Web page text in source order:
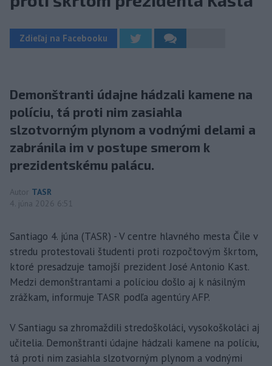
Zdieľaj na Facebooku
Demonštranti údajne hádzali kamene na
políciu, tá proti nim zasiahla
slzotvorným plynom a vodnými delami a
zabránila im v postupe smerom k
prezidentskému palácu.
Autor TASR
4. júna 2026 6:51
Santiago 4. júna (TASR) - V centre hlavného mesta Čile v
stredu protestovali študenti proti rozpočtovým škrtom,
ktoré presadzuje tamojší prezident José Antonio Kast.
Medzi demonštrantami a políciou došlo aj k násilným
zrážkam, informuje TASR podľa agentúry AFP.
V Santiagu sa zhromaždili stredoškoláci, vysokoškoláci aj
učitelia. Demonštranti údajne hádzali kamene na políciu,
tá proti nim zasiahla slzotvorným plynom a vodnými